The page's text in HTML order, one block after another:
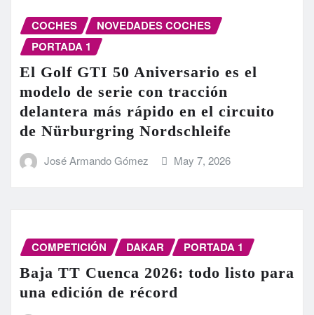
COCHES
NOVEDADES COCHES
PORTADA 1
El Golf GTI 50 Aniversario es el
modelo de serie con tracción
delantera más rápido en el circuito
de Nürburgring Nordschleife
José Armando Gómez May 7, 2026
COMPETICIÓN DAKAR PORTADA 1
Baja TT Cuenca 2026: todo listo para
una edición de récord